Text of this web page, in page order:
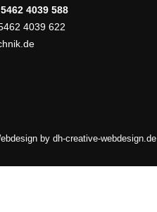
4039 588
4039 622
by dh-creative-webdesign.de